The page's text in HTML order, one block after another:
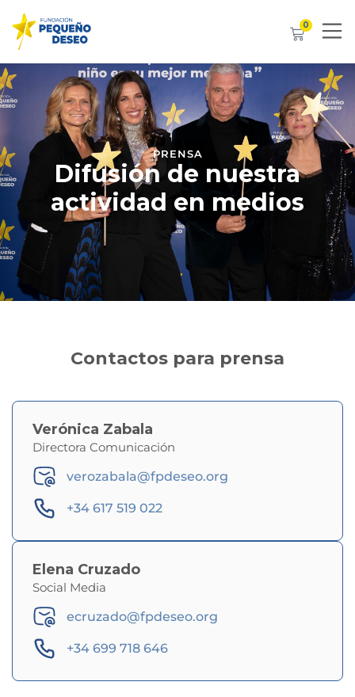
0
PRENSA
Difusión de nuestra
actividad en medios
Contactos para prensa
Verónica Zabala
Directora Comunicación
verozabala@fpdeseo.org
+34 617 519 022
Elena Cruzado
Social Media
ecruzado@fpdeseo.org
+34 699 718 646